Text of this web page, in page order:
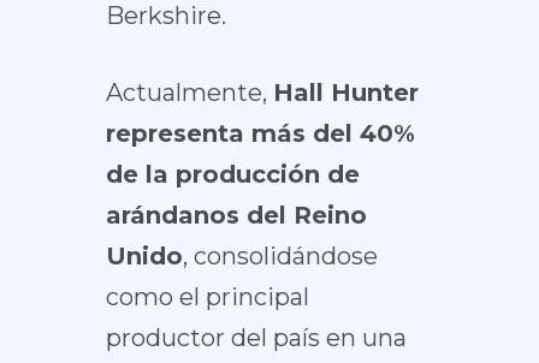
Berkshire.
Actualmente, Hall Hunter
representa más del 40%
de la producción de
arándanos del Reino
Unido, consolidándose
como el principal
productor del país en una